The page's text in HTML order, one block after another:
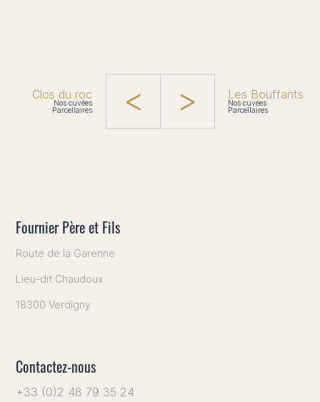
Clos du roc
Nos cuvées
Parcellaires
Les Bouffants
Nos cuvées
Parcellaires
Fournier Père et Fils
Route de la Garenne
Lieu-dit Chaudoux
18300 Verdigny
Contactez-nous
+33 (0)2 48 79 35 24